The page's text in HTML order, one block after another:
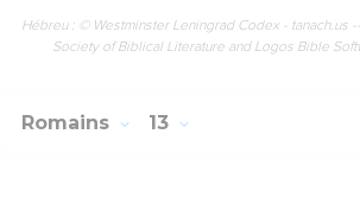
Hébreu : © Westminster Leningrad Codex - tanach.us
Society of Biblical Literature and Logos Bible
Romains 13